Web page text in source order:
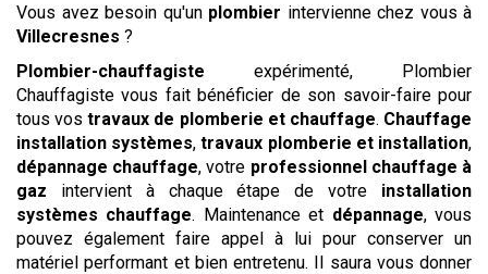
Vous avez besoin qu'un plombier intervienne chez vous à
Villecresnes ?
Plombier-chauffagiste expérimenté, Plombier
Chauffagiste vous fait bénéficier de son savoir-faire pour
tous vostravaux de plomberie et chauffage. Chauffage
installation systèmes,travaux plomberie et installation,
dépannage chauffage, votre professionnel chauffage à
gaz intervient à chaque étape de votre installation
systèmes chauffage. Maintenance et dépannage, vous
pouvez également faire appel à lui pour conserver un
matériel performant et bien entretenu. Il saura vous donner